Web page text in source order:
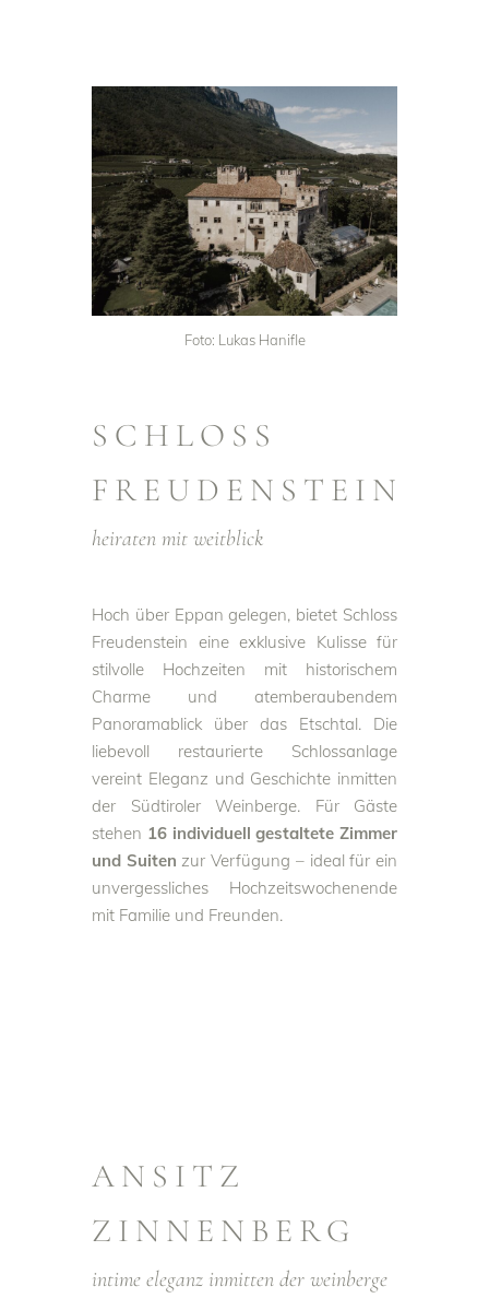
Foto: Lukas Hanifle
SCHLOSS
FREUDENSTEIN
heiraten mit weitblick
Hoch über Eppan gelegen, bietet Schloss
Freudenstein eine exklusive Kulisse für
stilvolle Hochzeiten mit historischem
Charme und atemberaubendem
Panoramablick über das Etschtal. Die
liebevoll restaurierte Schlossanlage
vereint Eleganz und Geschichte inmitten
der Südtiroler Weinberge. Für Gäste
stehen 16 individuell gestaltete Zimmer
und Suiten zur Verfügung – ideal für ein
unvergessliches Hochzeitswochenende
mit Familie und Freunden.
ANSITZ
ZINNENBERG
intime eleganz inmitten der weinberge